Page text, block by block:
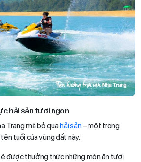
hải sản tươi ngon
Trang mà bỏ quahải sản– một trong
tuổi của vùng đất này.
được thưởng thức những món ăn tươi